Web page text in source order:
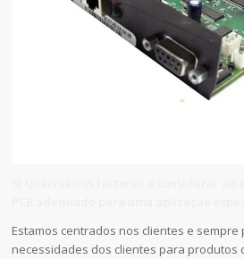
Estamos centrados nos clientes e
necessidades dos clientes para produtos